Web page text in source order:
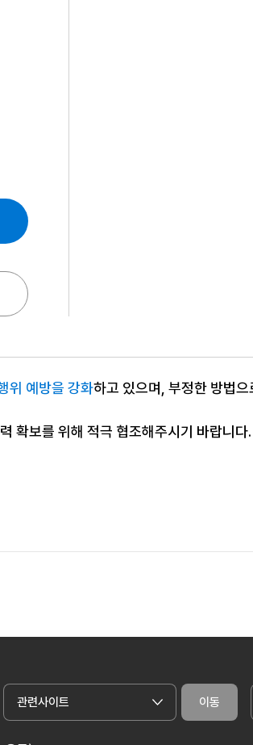
위 예방을 강화하고 있으며, 부정한 방법
확보를 위해 적극 협조해주시기 바랍니다.
관련사이트 이동